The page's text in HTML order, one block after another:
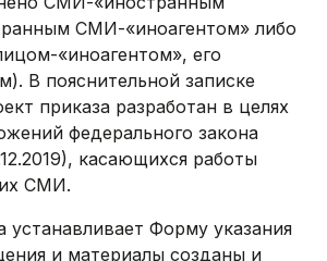
СМИ-«иноагентом» либо
«иноагентом», его
В пояснительной записке
приказа разработан в целях
федерального закона
касающихся работы
СМИ.
устанавливает Форму указания
и материалы созданы и